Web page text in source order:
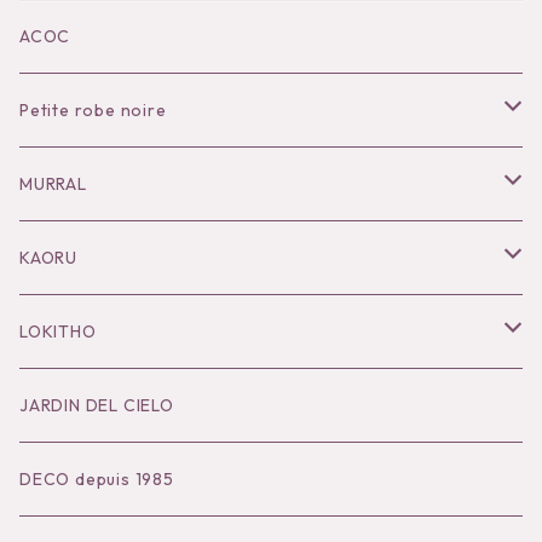
KOKO別注
ACOC
Petite robe noire
Necklace
Pierce
Bracelet／Bangle
Ring
Brooch
MURRAL
Outer
Tops
Bottoms
Dress
KAORU
Necklace
Pierce
Ear Cuff
LOKITHO
Tops
Bottoms
JARDIN DEL CIELO
DECO depuis 1985